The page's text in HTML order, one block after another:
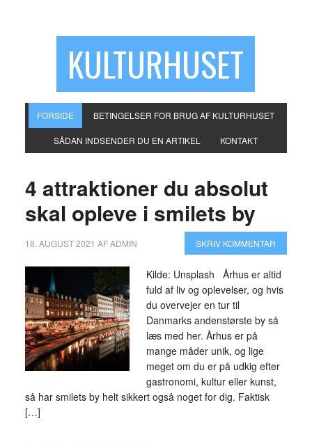
KULTURHUSET
FORSIDE BETINGELSER FOR BRUG AF KULTURHUSET
SÅDAN INDSENDER DU EN ARTIKEL KONTAKT
4 attraktioner du absolut
skal opleve i smilets by
18. AUGUST 2021 AFADMIN SKRIV KOMMENTAR
Kilde: Unsplash Århus er altid
fuld af liv og oplevelser, og hvis
du overvejer en tur til
Danmarks andenstørste by så
læs med her. Århus er på
mange måder unik, og lige
meget om du er på udkig efter
gastronomi, kultur eller kunst,
så har smilets by helt sikkert også noget for dig. Faktisk
[…]